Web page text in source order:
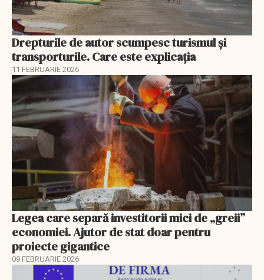
Drepturile de autor scumpesc turismul și
transporturile. Care este explicația
11 FEBRUARIE 2026
Legea care separă investitorii mici de „greii”
economiei. Ajutor de stat doar pentru
proiecte gigantice
09 FEBRUARIE 2026